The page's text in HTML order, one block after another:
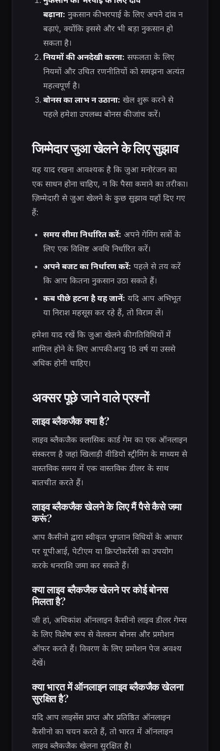
बढ़ाना: नुकसान की भरपाई के लिए अपने दांव न
बढ़ाएं, क्योंकि इससे और भी बड़ा नुकसान हो
सकता है।
नियमों की अनदेखी करना: सफलता के लिए
नियमों और उचित रणनीतियों को समझना अत्यंत
महत्वपूर्ण है।
बोनस का लाभ न उठाना: खेल शुरू करने से
पहले हमेशा उपलब्ध बोनस की जांच करें।
जिम्मेदार जुआ खेलने के लिए सुझाव
यह याद रखना आवश्यक है कि जुआ मनोरंजन का
एक साधन होना चाहिए, न कि पैसा कमाने का तरीका।
ज़िम्मेदारी से जुआ खेलने के कुछ सुझाव यहाँ दिए गए
हैं:
समय सीमा निर्धारित करें: अपने गेमिंग सत्रों के
लिए एक विशिष्ट अवधि निर्धारित करें।
अपने बजट का निर्धारण करें: पहले से तय करें
कि आप कितना नुकसान उठा सकते हैं।
कब पीछे हटना है यह जानें: यदि आप अभिभूत
या निराश महसूस कर रहे हैं, तो विराम लें।
हमेशा याद रखें कि जुआ खेलने की गतिविधियों में
शामिल होने के लिए आपकी आयु 18 वर्ष या उससे
अधिक होनी चाहिए।
अक्सर पूछे जाने वाले प्रश्नों
लाइव ब्लैकजैक क्या है?
लाइव ब्लैकजैक क्लासिक कार्ड गेम का एक ऑनलाइन
संस्करण है जहां खिलाड़ी वीडियो स्ट्रीमिंग के माध्यम से
वास्तविक समय में एक वास्तविक डीलर के साथ
बातचीत करते हैं।
लाइव ब्लैकजैक खेलने के लिए मैं पैसे कैसे जमा
करूं?
आप कैसीनो द्वारा स्वीकृत भुगतान विधियों के आधार
पर यूपीआई, पेटीएम या क्रिप्टोकरेंसी का उपयोग
करके धनराशि जमा कर सकते हैं।
क्या लाइव ब्लैकजैक खेलने पर कोई बोनस
मिलता है?
जी हां, अधिकांश ऑनलाइन कैसीनो लाइव डीलर गेम्स
के लिए विशेष रूप से वेलकम बोनस और प्रमोशन
ऑफर करते हैं। विवरण के लिए प्रमोशन पेज अवश्य
देखें।
क्या भारत में ऑनलाइन लाइव ब्लैकजैक खेलना
सुरक्षित है?
यदि आप लाइसेंस प्राप्त और प्रतिष्ठित ऑनलाइन
कैसीनो का चयन करते हैं, तो भारत में ऑनलाइन
लाइव ब्लैकजैक खेलना सुरक्षित है।